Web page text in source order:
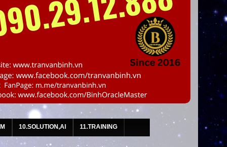
10.SOLUTION,AI 11.TRAINING